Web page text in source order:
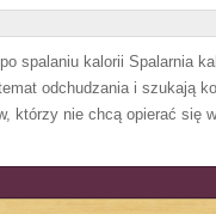
spalaniu kalorii Spalarnia
odchudzania i szukają
którzy nie chcą opierać się